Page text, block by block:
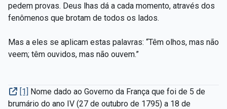
pedem provas. Deus lhas dá a cada momento, através dos
fenômenos que brotam de todos os lados.
Mas a eles se aplicam estas palavras: “Têm olhos, mas não
veem; têm ouvidos, mas não ouvem.”
[1] Nome dado ao Governo da França que foi de 5 de
brumário do ano IV (27 de outubro de 1795) a 18 de